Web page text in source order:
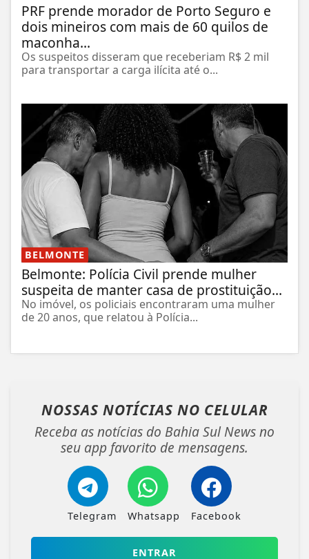
PRF prende morador de Porto Seguro e
dois mineiros com mais de 60 quilos de
maconha...
Os suspeitos disseram que receberiam R$ 2 mil
para transportar a carga ilícita até o...
BELMONTE
Belmonte: Polícia Civil prende mulher
suspeita de manter casa de prostituição...
No imóvel, os policiais encontraram uma mulher
de 20 anos, que relatou à Polícia...
NOSSAS NOTÍCIAS NO CELULAR
Receba as notícias do Bahia Sul News no
seu app favorito de mensagens.
Telegram Whatsapp Facebook
ENTRAR